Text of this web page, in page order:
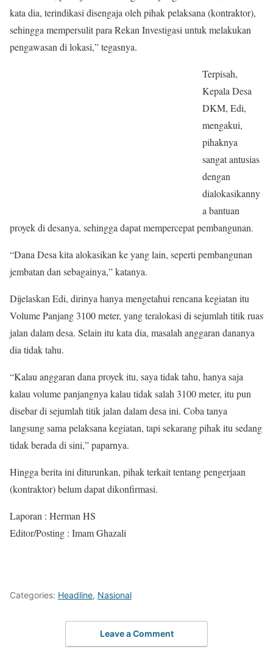
kata dia, terindikasi disengaja oleh pihak pelaksana (kontraktor),
sehingga mempersulit para Rekan Investigasi untuk melakukan
pengawasan di lokasi,” tegasnya.
Terpisah,
Kepala Desa
DKM, Edi,
mengakui,
pihaknya
sangat antusias
dengan
dialokasikanny
a bantuan
proyek di desanya, sehingga dapat mempercepat pembangunan.
“Dana Desa kita alokasikan ke yang lain, seperti pembangunan
jembatan dan sebagainya,” katanya.
Dijelaskan Edi, dirinya hanya mengetahui rencana kegiatan itu
Volume Panjang 3100 meter, yang teralokasi di sejumlah titik ruas
jalan dalam desa. Selain itu kata dia, masalah anggaran dananya
dia tidak tahu.
“Kalau anggaran dana proyek itu, saya tidak tahu, hanya saja
kalau volume panjangnya kalau tidak salah 3100 meter, itu pun
disebar di sejumlah titik jalan dalam desa ini. Coba tanya
langsung sama pelaksana kegiatan, tapi sekarang pihak itu sedang
tidak berada di sini,” paparnya.
Hingga berita ini diturunkan, pihak terkait tentang pengerjaan
(kontraktor) belum dapat dikonfirmasi.
Laporan : Herman HS
Editor/Posting : Imam Ghazali
Categories: Headline, Nasional
Leave a Comment